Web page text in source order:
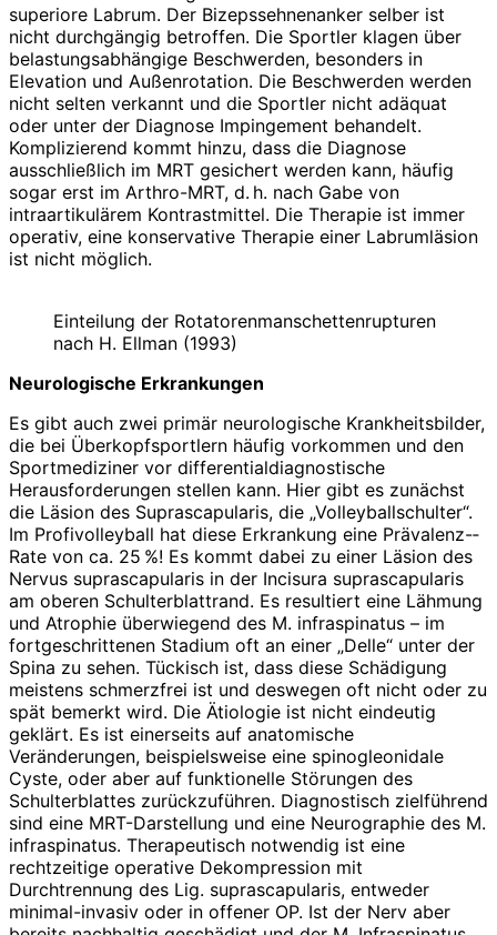
superiore Labrum. Der Bizepssehnenanker selber ist
nicht durchgängig betroffen. Die Sportler klagen über
belastungsabhängige Beschwerden, besonders in
Elevation und Außenrotation. Die Beschwerden werden
nicht selten verkannt und die Sportler nicht adäquat
oder unter der Diagnose Impingement behandelt.
Komplizierend kommt hinzu, dass die Diagnose
ausschließlich im MRT gesichert werden kann, häufig
sogar erst im Arthro-MRT, d. h. nach Gabe von
intraartikulärem Kontrastmittel. Die Therapie ist immer
operativ, eine konservative Therapie einer Labrumläsion
ist nicht möglich.
Einteilung der Rotatorenmanschettenrupturen
nach H. Ellman (1993)
Neurologische Erkrankungen
Es gibt auch zwei primär neurologische Krankheitsbilder,
die bei Überkopfsportlern häufig vorkommen und den
Sportmediziner vor differentialdiagnostische
Herausforderungen stellen kann. Hier gibt es zunächst
die Läsion des Suprascapularis, die „Volleyballschulter“.
Im Profivolleyball hat diese Erkrankung eine Prävalenz-­
Rate von ca. 25 %! Es kommt dabei zu einer Läsion des
Nervus suprascapularis in der Incisura suprascapularis
am oberen Schulterblattrand. Es resultiert eine Lähmung
und Atrophie überwiegend des M. infraspinatus – im
fortgeschrittenen Stadium oft an einer „Delle“ unter der
Spina zu sehen. Tückisch ist, dass diese Schädigung
meistens schmerzfrei ist und deswegen oft nicht oder zu
spät bemerkt wird. Die Ätiologie ist nicht eindeutig
geklärt. Es ist einerseits auf anatomische
Veränderungen, beispielsweise eine spinogleonidale
Cyste, oder aber auf funktionelle Störungen des
Schulterblattes zurückzuführen. Diagnostisch zielführend
sind eine MRT-Darstellung und eine Neurographie des M.
infraspinatus. Therapeutisch notwendig ist eine
rechtzeitige operative Dekompression mit
Durchtrennung des Lig. suprascapularis, entweder
minimal-invasiv oder in offener OP. Ist der Nerv aber